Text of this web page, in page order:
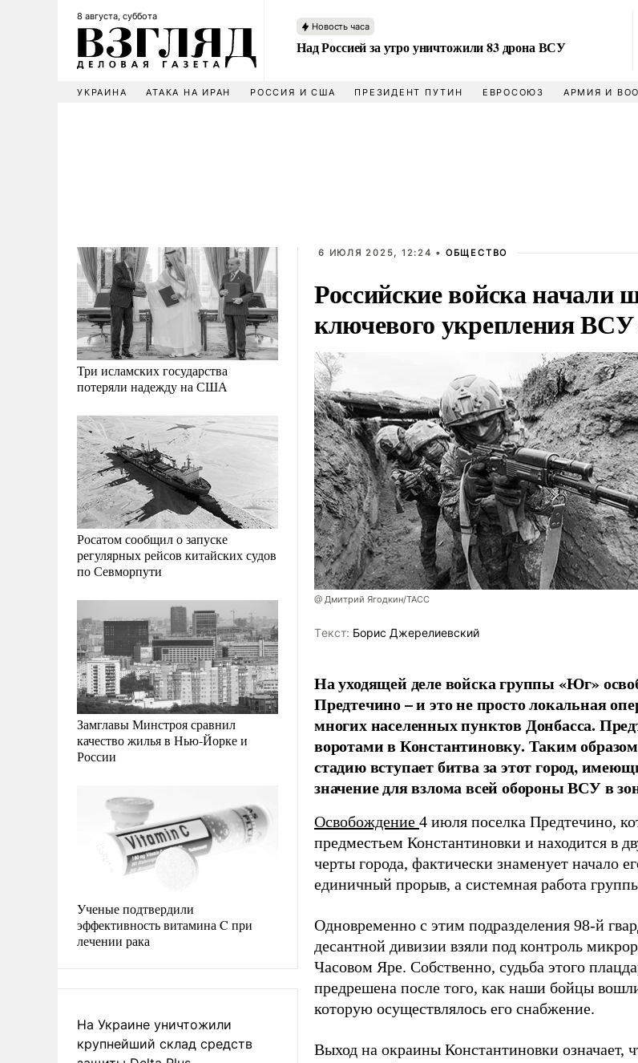
8 августа, суббота
Новость часа
Над Россией за утро уничтожили 83 дрона ВСУ
УКРАИНА АТАКА НА ИРАН РОССИЯ И США ПРЕЗИДЕНТ ПУТИН ЕВРОСОЮЗ АРМИЯ И
Три исламских государства
потеряли надежду на США
Росатом сообщил о запуске
регулярных рейсов китайских судов
по Севморпути
Замглавы Минстроя сравнил
качество жилья в Нью-Йорке и
России
Ученые подтвердили
эффективность витамина C при
лечении рака
На Украине уничтожили
крупнейший склад средств
6 ИЮЛЯ 2025, 12:24 • ОБЩЕСТВО
Российские войска начали
ключевого укрепления ВСУ
@ Дмитрий Ягодкин/ТАСС
Tекст: Борис Джерелиевский
На уходящей деле войска группы «Юг»
Предтечино – и это не просто локальная
многих населенных пунктов Донбасса.
воротами в Константиновку. Таким
стадию вступает битва за этот город,
значение для взлома всей обороны ВСУ в
Освобождение 4 июля поселка Предтечино,
предместьем Константиновки и находится в
черты города, фактически знаменует начало
единичный прорыв, а системная работа
Одновременно с этим подразделения 98-й
десантной дивизии взяли под контроль
Часовом Яре. Собственно, судьба этого
предрешена после того, как наши бойцы
которую осуществлялось его снабжение.
Выход на окраины Константиновки означает,